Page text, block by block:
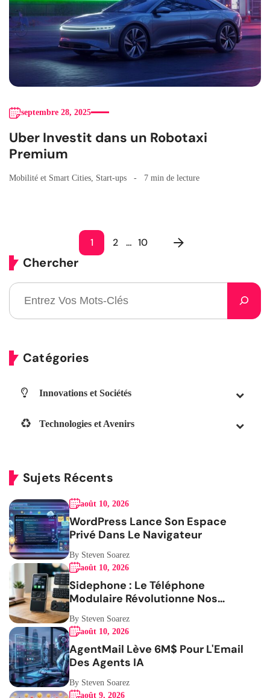
septembre 28, 2025
Uber Investit dans un Robotaxi
Premium
Mobilité et Smart Cities Start-ups 7 min de lecture
1 2 … 10
Chercher
Catégories
Innovations et Sociétés
Technologies et Avenirs
Sujets Récents
août 10, 2026
WordPress Lance Son Espace
Privé Dans Le Navigateur
By Steven Soarez
août 10, 2026
Sidephone : Le Téléphone
Modulaire Révolutionne Nos
By Steven Soarez
août 10, 2026
AgentMail Lève 6M$ Pour L'Email
Des Agents IA
By Steven Soarez
août 9, 2026